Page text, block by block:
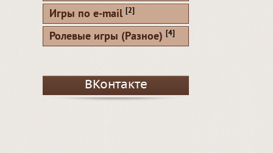
Игры по e-mail [2]
Ролевые игры (Разное) [4]
ВКонтакте